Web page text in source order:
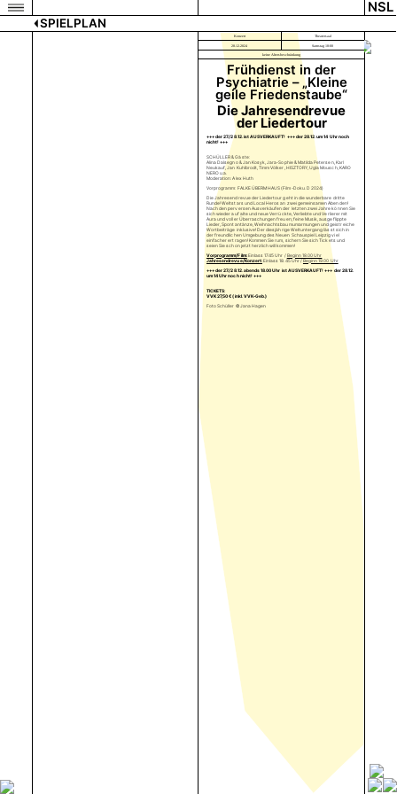
NSL
SPIELPLAN
Konzert Theatersaal
28.12.2024 Samstag 18:00
keine Altersbeschränkung
Frühdienst in der
Psychiatrie – „Kleine
geile Friedenstaube“
Die Jahresendrevue
der Liedertour
+++ der 27./28.12. ist AUSVERKAUFT! +++ der 28.12. um 14 Uhr noch
nicht! +++
SCHÜLLER & Gäste:
Alina Dalsegno & Jan Kosyk, Jara-Sophie & Matilda Petersen, Karl
Neukauf, Jan Kuhlbrodt, Timm Völker, HISZTORY, Ugla Mousch, KARO
NERO u.a.
Moderation: Alex Huth
Vorprogramm: FALKE ÜBERM HAUS (Film-Doku. D 2024)
Die Jahresendrevue der Liedertour geht in die wunderbare dritte
Runde! Weltstars und Local Heros an zwei gemeinsamen Abenden!
Nach den perversen Ausverkäufen der letzten zwei Jahre können Sie
sich wieder auf alte und neue Verrückte, Verliebte und Verlierer mit
Aura und voller Überraschungen freuen; feine Musik, ausgeflippte
Lieder, Spontantänze, Weihnachtsbaumumarmungen und geistreiche
Wortbeiträge inklusive! Der diesjährige Weltuntergang lässt sich in
der freundlichen Umgebung des Neuen Schauspiel Leipzig viel
einfacher ertragen! Kommen Sie rum, sichern Sie sich Tickets und
seien Sie schon jetzt herzlich willkommen!
Vorprogramm/Film:Einlass 17.45 Uhr /Beginn 18.00 Uhr
Jahresendrevue/Konzert:Einlass 18.45 Uhr /Beginn 19.00 Uhr
+++ der 27./28.12. abends 18.00 Uhr ist AUSVERKAUFT! +++ der 28.12.
um 14 Uhr noch nicht! +++
TICKETS:
VVK 27,50 € (inkl. VVK-Geb.)
Foto Schüller © Jana Hagen